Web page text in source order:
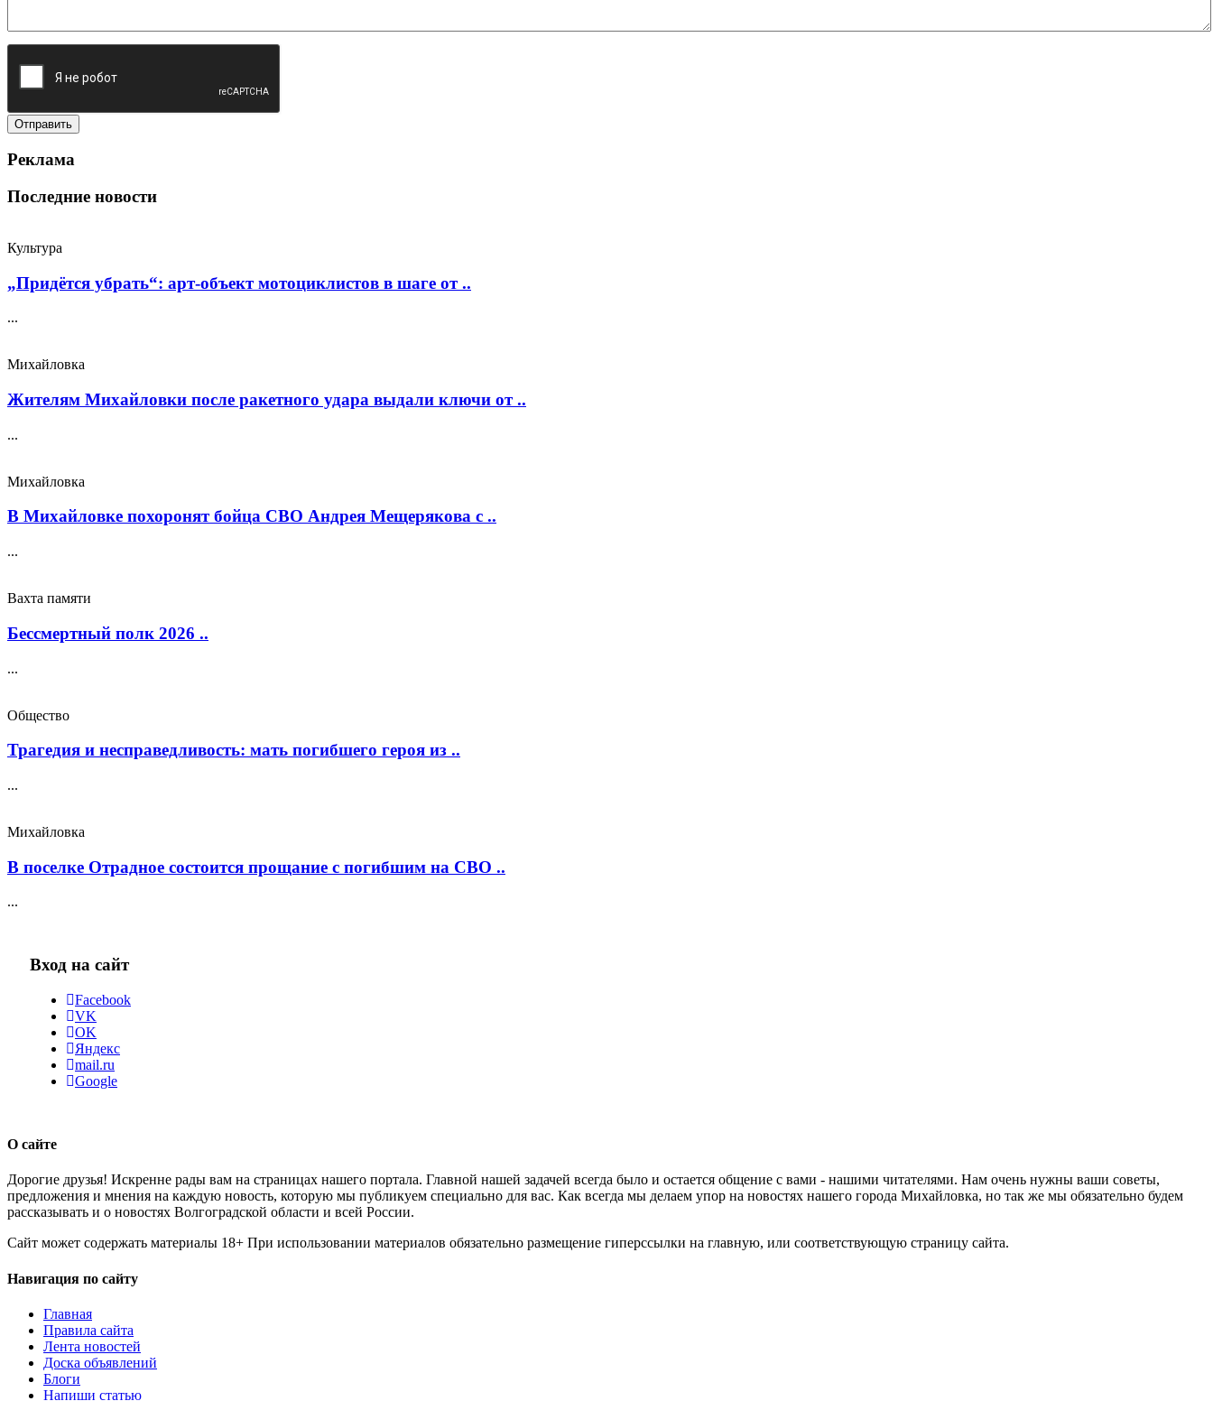
Реклама
Последние новости
Культура
„Придётся убрать“: арт‑объект мотоциклистов в шаге от ..
...
Михайловка
Жителям Михайловки после ракетного удара выдали ключи от ..
...
Михайловка
В Михайловке похоронят бойца СВО Андрея Мещерякова с ..
...
Вахта памяти
Бессмертный полк 2026 ..
...
Общество
Трагедия и несправедливость: мать погибшего героя из ..
...
Михайловка
В поселке Отрадное состоится прощание с погибшим на СВО ..
...
Вход на сайт
Facebook
VK
OK
Яндекс
mail.ru
Google
О сайте
Дорогие друзья! Искренне рады вам на страницах нашего портала. Главной нашей задачей всегда было и остается общение с вами - нашими читателями. Нам очень нужны ваши советы,
предложения и мнения на каждую новость, которую мы публикуем специально для вас. Как всегда мы делаем упор на новостях нашего города Михайловка, но так же мы обязательно будем
рассказывать и о новостях Волгоградской области и всей России.
Сайт может содержать материалы 18+ При использовании материалов обязательно размещение гиперссылки на главную, или соответствующую страницу сайта.
Навигация по сайту
Главная
Правила сайта
Лента новостей
Доска объявлений
Блоги
Напиши статью